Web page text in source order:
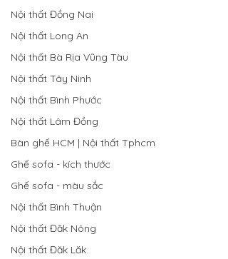
Nội thất Đồng Nai
Nội thất Long An
Nội thất Bà Rịa Vũng Tàu
Nội thất Tây Ninh
Nội thất Bình Phước
Nội thất Lâm Đồng
Bàn ghế HCM | Nội thất Tphcm
Ghế sofa - kích thước
Ghế sofa - màu sắc
Nội thất Bình Thuận
Nội thất Đăk Nông
Nội thất Đăk Lăk